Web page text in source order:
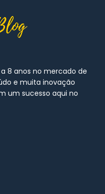
8 anos no mercado de
e muita inovação
um sucesso aqui no